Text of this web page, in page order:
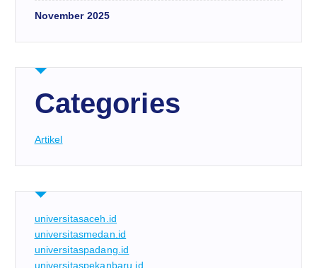
November 2025
Categories
Artikel
universitasaceh.id
universitasmedan.id
universitaspadang.id
universitaspekanbaru.id